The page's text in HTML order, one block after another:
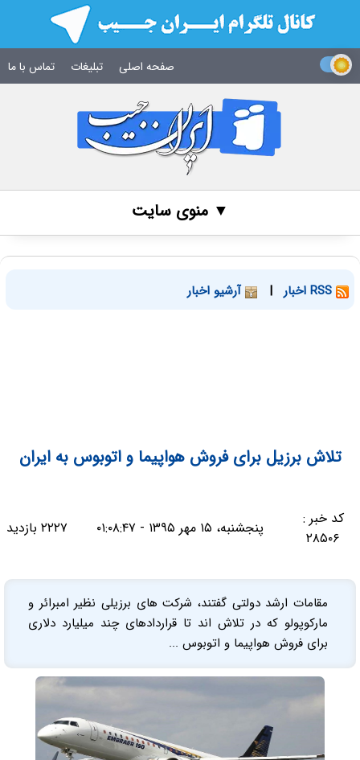
صفحه اصلی تبلیغات تماس با ما
▼ منوی سایت
| آرشیو اخبار
تلاش برزیل برای فروش هواپیما و اتوبوس به ایران
کد خبر :
۲۸۵۰۶
پنجشنبه، ۱۵ مهر ۱۳۹۵ - ۰۱:۰۸:۴۷ ۲۲۲۷ بازدید
مقامات ارشد دولتی گفتند، شرکت های برزیلی نظیر امبرائر و
مارکوپولو که در تلاش اند تا قراردادهای چند میلیارد دلاری
برای فروش هواپیما و اتوبوس ...